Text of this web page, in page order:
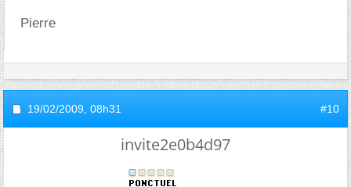
Pierre
19/02/2009, 08h31 #10
invite2e0b4d97